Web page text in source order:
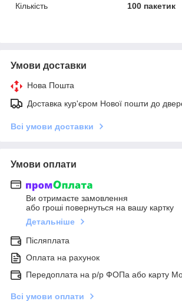
Кількість
100 пакетик
Умови доставки
Нова Пошта
Доставка кур'єром Нової пошти до
Всі умови доставки
Умови оплати
Ви отримаєте замовлення
або гроші повернуться на вашу картку
Детальніше
Післяплата
Оплата на рахунок
Передоплата на р/р ФОПа або карту
Всі умови оплати